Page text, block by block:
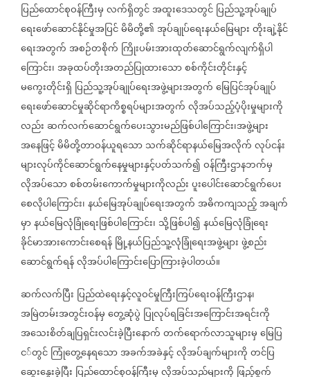
ပြည်ထောင်စုဝန်ကြီးမှလက်ရှိတွင်အထူးဒေသတွင်ပြည်သူ့အုပ်ချုပ်
ရေးဖော်ဆောင်နိုင်မှုအပြင်မိမိတို့၏အုပ်ချုပ်ရေးနယ်မြေများတိုးချဲ့နိုင်
ရေးအတွက်အစဉ်တစိုက် ကြိုးပမ်းအားထုတ်ဆောင်ရွက်လျက်ရှိပါ
ကြောင်း၊အခုထပ်တိုးအတည်ပြုထားသောစစ်ကိုင်းတိုင်းနှင့်
မကွေးတိုင်းရှိ ပြည်သူ့အုပ်ချုပ်ရေးအဖွဲ့များအတွက်မြေပြင်အုပ်ချုပ်
ရေးဖော်ဆောင်မှုဆိုင်ရာကိစ္စရပ်များအတွက်လိုအပ်သည့်ပံ့ပိုးမှုများကို
လည်းဆက်လက်ဆောင်ရွက်ပေးသွားမည်ဖြစ်ပါကြောင်း၊အဖွဲ့များ
အနေဖြင့်မိမိတို့တာဝန်ယူရသောသက်ဆိုင်ရာနယ်မြေအလိုက်လုပ်ငန်း
များလုပ်ကိုင်ဆောင်ရွက်နေမှုများနှင့်ပတ်သက်၍ဝန်ကြီးဌာနဘက်မှ
လိုအပ်သောစစ်တမ်းကောက်မှုများကိုလည်းပူးပေါင်းဆောင်ရွက်ပေး
စေလိုပါကြောင်း၊နယ်မြေအုပ်ချုပ်ရေးအတွက်အဓိကကျသည့်အချက်
မှာနယ်မြေလုံခြုံရေးဖြစ်ပါကြောင်း၊ သို့ဖြစ်ပါ၍နယ်မြေလုံခြုံရေး
ခိုင်မာအားကောင်းစေရန်မြို့နယ်ပြည်သူ့လုံခြုံရေးအဖွဲ့များဖွဲ့စည်း
ဆောင်ရွက်ရန်လိုအပ်ပါကြောင်းပြောကြားခဲ့ပါတယ်။
ဆက်လက်ပြီး ပြည်ထဲရေးနှင့်လူဝင်မှုကြီးကြပ်ရေးဝန်ကြီးဌာန၊
အမြဲတမ်းအတွင်းဝန်မှတွေ့ဆုံပွဲ ပြုလုပ်ရခြင်းအကြောင်းအရင်းကို
အသေးစိတ်ချပြရှင်းလင်းခဲ့ပြီးနောက်တက်ရောက်လာသူများမှမြေပြ
င‌်တွင်ကြုံတွေ့နေရသောအခက်အခဲနှင့်လိုအပ်ချက်များကိုတင်ပြ
ဆွေးနွေးခဲ့ပြီး ပြည်ထောင်စုဝန်ကြီးမှလိုအပ်သည်များကို ဖြည့်စွက်